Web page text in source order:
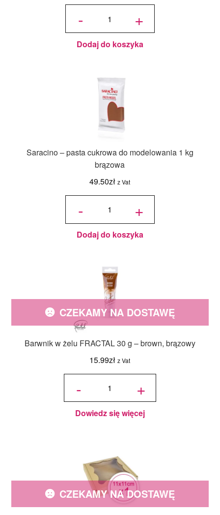
-
ilość
ciasteczka
z
okienkiem
szare 15 x
15 x 2,4
+
Dodaj do koszyka
Saracino – pasta cukrowa do modelowania 1 kg
brązowa
49.50zł z Vat
-
ilość
cukrowa do
modelowania
1 kg brązowa +
Dodaj do koszyka
Barwnik w żelu FRACTAL 30 g – brown, brązowy
15.99zł z Vat
CZEKAMY NA DOSTAWĘ
-
ilość
FRACTAL
30 g -
brown,
brązowy +
Dowiedz się więcej
CZEKAMY NA DOSTAWĘ